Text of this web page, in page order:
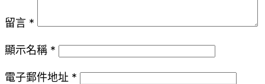
留言 *
顯示名稱 *
電子郵件地址 *